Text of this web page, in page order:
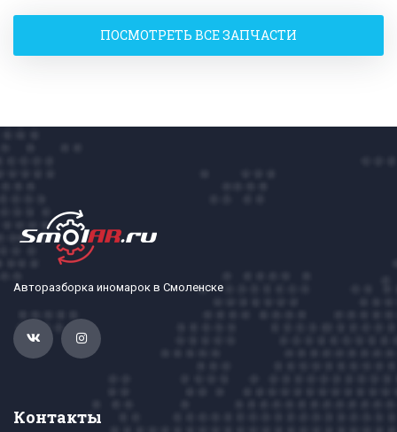
ПОСМОТРЕТЬ ВСЕ ЗАПЧАСТИ
Авторазборка иномарок в Смоленске
Контакты